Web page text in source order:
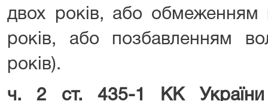
двох років, або обмеженням
років, або позбавленням
років).
ч. 2 ст. 435-1 КК України